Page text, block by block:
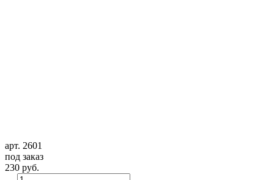
арт. 2601
под заказ
230 руб.